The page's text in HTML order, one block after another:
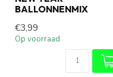
BALLONNENMIX
€3,99
Op voorraad